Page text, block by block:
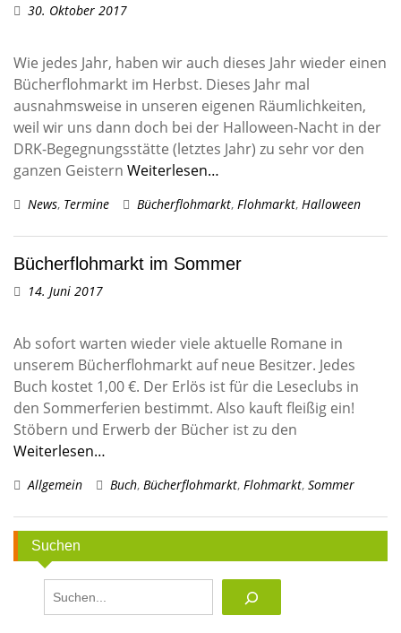
30. Oktober 2017
Wie jedes Jahr, haben wir auch dieses Jahr wieder einen
Bücherflohmarkt im Herbst. Dieses Jahr mal
ausnahmsweise in unseren eigenen Räumlichkeiten,
weil wir uns dann doch bei der Halloween-Nacht in der
DRK-Begegnungsstätte (letztes Jahr) zu sehr vor den
ganzen Geistern Weiterlesen…
News, Termine Bücherflohmarkt, Flohmarkt, Halloween
Bücherflohmarkt im Sommer
14. Juni 2017
Ab sofort warten wieder viele aktuelle Romane in
unserem Bücherflohmarkt auf neue Besitzer. Jedes
Buch kostet 1,00 €. Der Erlös ist für die Leseclubs in
den Sommerferien bestimmt. Also kauft fleißig ein!
Stöbern und Erwerb der Bücher ist zu den
Weiterlesen…
Allgemein Buch, Bücherflohmarkt, Flohmarkt, Sommer
Suchen